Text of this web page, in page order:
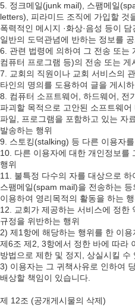
5. 정크메일(junk mail), 스팸메일
letters), 피라미드 조직에 가입할 것
폭력적인 메시지 ·화상·음성 등이
일반의 도덕관념에 반하는 정보를
6. 관련 법령에 의하여 그 전송 또는
컴퓨터 프로그램 등)의 전송 또는 게
7. 교회의 직원이나 교회 서비스의
타인의 명의를 도용하여 글을 게시
8. 컴퓨터 소프트웨어, 하드웨어, 전
파괴할 목적으로 고안된 소프트웨어
파일, 프로그램을 포함하고 있는 자
발송하는 행위
9. 스토킹(stalking) 등 다른 이용자
10. 다른 이용자에 대한 개인정보를
행위
11. 불특정 다수의 자를 대상으로
스팸메일(spam mail)을 전송하는
이용하여 영리목적의 활동을 하는 행
12. 교회가 제공하는 서비스에 정한
규정을 위반하는 행위
2) 제1항에 해당하는 행위를 한 이
제6조 제2, 3항에서 정한 바에 따라
방법으로 제한 및 정지, 상실시킬 수
3) 이용자는 그 귀책사유로 인하여
배상할 책임이 있습니다.
제 12조 (공개게시물의 삭제)